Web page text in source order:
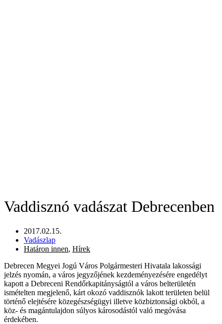
Vaddisznó vadászat Debrecenben
2017.02.15.
Vadászlap
Határon innen, Hírek
Debrecen Megyei Jogú Város Polgármesteri Hivatala lakossági
jelzés nyomán, a város jegyzőjének kezdeményezésére engedélyt
kapott a Debreceni Rendőrkapitányságtól a város belterületén
ismételten megjelenő, kárt okozó vaddisznók lakott területen belül
történő elejtésére közegészségügyi illetve közbiztonsági okból, a
köz- és magántulajdon súlyos károsodástól való megóvása
érdekében.